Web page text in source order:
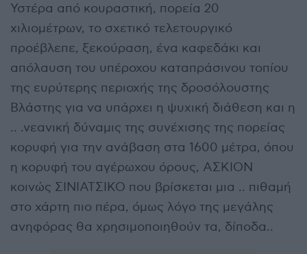
Υστέρα από κουραστική, πορεία 20
χιλιομέτρων, το σχετικό τελετουργικό
προέβλεπε, ξεκούραση, ένα καφεδάκι και
απόλαυση του υπέροχου καταπράσινου τοπίου
της ευρύτερης περιοχής της δροσόλουστης
Βλάστης για να υπάρχει η ψυχική διάθεση και η
.. .νεανική δύναμις της συνέχισης της πορείας
κορυφή για την ανάβαση στα 1600 μέτρα, όπου
η κορυφή του αγέρωχου όρους, ΑΣΚΙΟΝ
κοινώς ΣΙΝΙΑΤΣΙΚΟ που βρίσκεται μια .. πιθαμή
στο χάρτη πιο πέρα, όμως λόγο της μεγάλης
ανηφόρας θα χρησιμοποιηθούν τα, δίποδα..